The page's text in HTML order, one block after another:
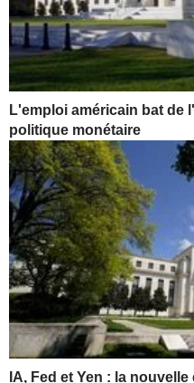
L'emploi américain bat de
politique monétaire
IA, Fed et Yen : la